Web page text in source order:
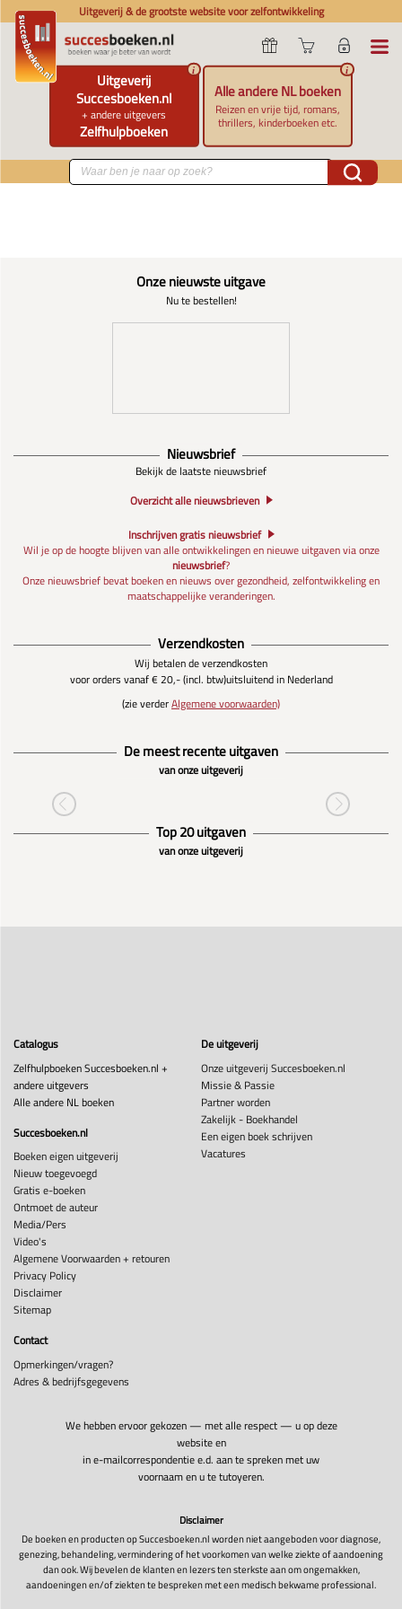
Uitgeverij & de grootste website voor zelfontwikkeling
Uitgeverij
Succesboeken.nl
+ andere uitgevers
Zelfhulpboeken
i
Alle andere NL boeken
Reizen en vrije tijd, romans,
thrillers, kinderboeken etc.
i
Onze nieuwste uitgave
Nu te bestellen!
Nieuwsbrief
Bekijk de laatste nieuwsbrief
Overzicht alle nieuwsbrieven
Inschrijven gratis nieuwsbrief
Wil je op de hoogte blijven van alle ontwikkelingen en nieuwe uitgaven via onze
nieuwsbrief?
Onze nieuwsbrief bevat boeken en nieuws over gezondheid, zelfontwikkeling en
maatschappelijke veranderingen.
Verzendkosten
Wij betalen de verzendkosten
voor orders vanaf € 20,- (incl. btw)uitsluitend in Nederland
(zie verderAlgemene voorwaarden)
De meest recente uitgaven
van onze uitgeverij
Top 20 uitgaven
van onze uitgeverij
Catalogus
Zelfhulpboeken Succesboeken.nl +
andere uitgevers
Alle andere NL boeken
Succesboeken.nl
Boeken eigen uitgeverij
Nieuw toegevoegd
Gratis e-boeken
Ontmoet de auteur
Media/Pers
Video's
Algemene Voorwaarden + retouren
Privacy Policy
Disclaimer
Sitemap
De uitgeverij
Onze uitgeverij Succesboeken.nl
Missie & Passie
Partner worden
Zakelijk - Boekhandel
Een eigen boek schrijven
Vacatures
Contact
Opmerkingen/vragen?
Adres & bedrijfsgegevens
We hebben ervoor gekozen — met alle respect — u op deze
website en
in e-mailcorrespondentie e.d. aan te spreken met uw
voornaam en u te tutoyeren.
Disclaimer
De boeken en producten op Succesboeken.nl worden niet aangeboden voor diagnose,
genezing, behandeling, vermindering of het voorkomen van welke ziekte of aandoening
dan ook. Wij bevelen de klanten en lezers ten sterkste aan om ongemakken,
aandoeningen en/of ziekten te bespreken met een medisch bekwame professional.